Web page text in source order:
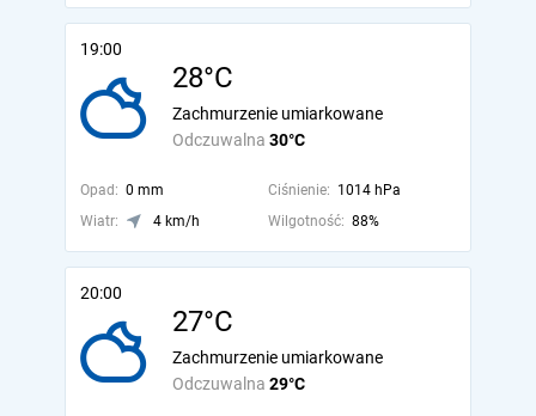
19:00
28°C
Odczuwalna 30°C
Zachmurzenie umiarkowane
Opad: 0 mm Ciśnienie: 1014 hPa
Wiatr:
4 km/h Wilgotność: 88%
20:00
27°C
Odczuwalna 29°C
Zachmurzenie umiarkowane